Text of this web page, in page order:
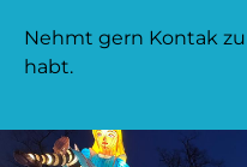
Nehmt gern Kontak
habt.